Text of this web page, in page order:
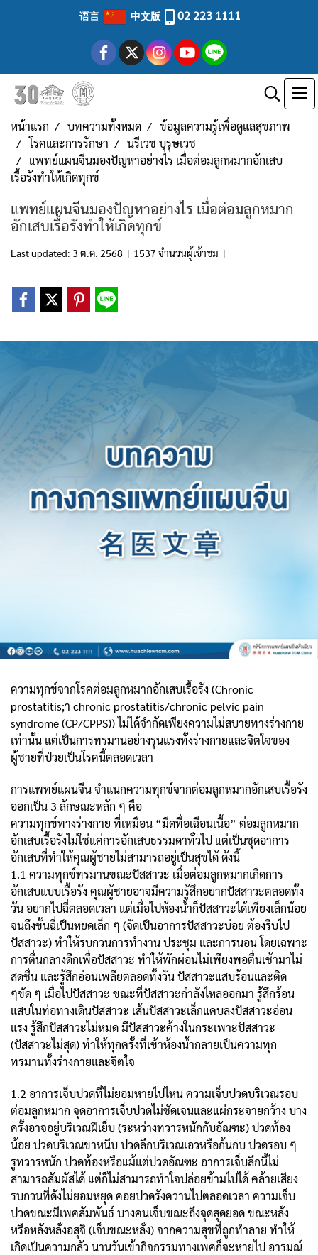
语言 中文版 02 223 1111
หน้าแรก บทความทั้งหมด
ข้อมูลความรู้เพื่อดูแลสุขภาพ
โรคและการรักษา
นรีเวช บุรุษเวช
แพทย์แผนจีนมองปัญหาอย่างไร เมื่อต่อมลูกหมากอักเสบ
เรื้อรังทำให้เกิดทุกข์
แพทย์แผนจีนมองปัญหาอย่างไร เมื่อต่อมลูกหมาก
อักเสบเรื้อรังทำให้เกิดทุกข์
Last updated: 3 ต.ค. 2568 | 1537 จำนวนผู้เข้าชม |
ความทุกข์จากโรคต่อมลูกหมากอักเสบเรื้อรัง (Chronic
prostatitis;า chronic prostatitis/chronic pelvic pain
syndrome (CP/CPPS)) ไม่ได้จำกัดเพียงความไม่สบายทางร่างกาย
เท่านั้น แต่เป็นการทรมานอย่างรุนแรงทั้งร่างกายและจิตใจของ
ผู้ชายที่ป่วยเป็นโรคนี้ตลอดเวลา
การแพทย์แผนจีน จำแนกความทุกข์จากต่อมลูกหมากอักเสบเรื้อรัง
ออกเป็น 3 ลักษณะหลัก ๆ คือ
ความทุกข์ทางร่างกาย ที่เหมือน “มีดทื่อเฉือนเนื้อ” ต่อมลูกหมาก
อักเสบเรื้อรังไม่ใช่แค่การอักเสบธรรมดาทั่วไป แต่เป็นชุดอาการ
อักเสบที่ทำให้คุณผู้ชายไม่สามารถอยู่เป็นสุขได้ ดังนี้
1.1 ความทุกข์ทรมานขณะปัสสาวะ เมื่อต่อมลูกหมากเกิดการ
อักเสบแบบเรื้อรัง คุณผู้ชายอาจมีความรู้สึกอยากปัสสาวะตลอดทั้ง
วัน อยากไปฉี่ตลอดเวลา แต่เมื่อไปห้องน้ำก็ปัสสาวะได้เพียงเล็กน้อย
จนถึงขั้นฉี่เป็นหยดเล็ก ๆ (จัดเป็นอาการปัสสาวะบ่อย ต้องรีบไป
ปัสสาวะ) ทำให้รบกวนการทำงาน ประชุม และการนอน โดยเฉพาะ
การตื่นกลางดึกเพื่อปัสสาวะ ทำให้พักผ่อนไม่เพียงพอตื่นเช้ามาไม่
สดชื่น และรู้สึกอ่อนเพลียตลอดทั้งวัน ปัสสาวะแสบร้อนและติด
ๆขัด ๆ เมื่อไปปัสสาวะ ขณะที่ปัสสาวะกำลังไหลออกมา รู้สึกร้อน
แสบในท่อทางเดินปัสสาวะ เส้นปัสสาวะเล็กแคบลงปัสสาวะอ่อน
แรง รู้สึกปัสสาวะไม่หมด มีปัสสาวะค้างในกระเพาะปัสสาวะ
(ปัสสาวะไม่สุด) ทำให้ทุกครั้งที่เข้าห้องน้ำกลายเป็นความทุก
ทรมานทั้งร่างกายและจิตใจ
1.2 อาการเจ็บปวดที่ไม่ยอมหายไปไหน ความเจ็บปวดบริเวณรอบ
ต่อมลูกหมาก จุดอาการเจ็บปวดไม่ชัดเจนและแผ่กระจายกว้าง บาง
ครั้งอาจอยู่บริเวณฝีเย็บ (ระหว่างทวารหนักกับอัณฑะ) ปวดท้อง
น้อย ปวดบริเวณขาหนีบ ปวดลึกบริเวณเอวหรือก้นกบ ปวดรอบ ๆ
รูทวารหนัก ปวดท้องหรือแม้แต่ปวดอัณฑะ อาการเจ็บลึกนี้ไม่
สามารถสัมผัสได้ แต่ก็ไม่สามารถทำใจปล่อยข้ามไปได้ คล้ายเสียง
รบกวนที่ดังไม่ยอมหยุด คอยปวดรังควานไปตลอดเวลา ความเจ็บ
ปวดขณะมีเพศสัมพันธ์ บางคนเจ็บขณะถึงจุดสุดยอด ขณะหลั่ง
หรือหลังหลั่งอสุจิ (เจ็บขณะหลั่ง) จากความสุขที่ถูกทำลาย ทำให้
เกิดเป็นความกลัว นานวันเข้ากิจกรรมทางเพศก็จะหายไป อารมณ์